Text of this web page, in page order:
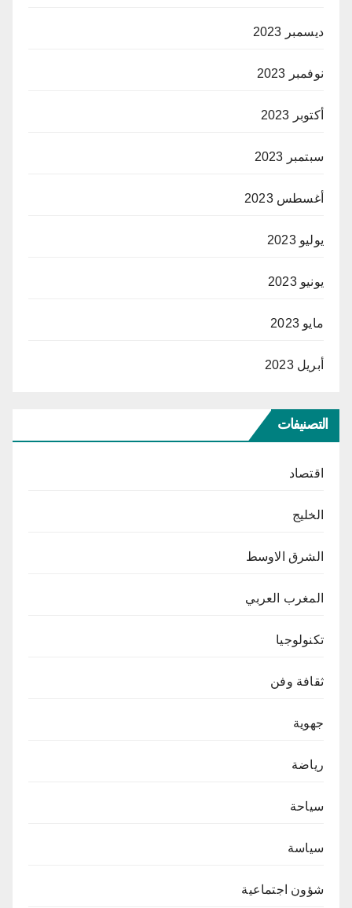
ديسمبر 2023
نوفمبر 2023
أكتوبر 2023
سبتمبر 2023
أغسطس 2023
يوليو 2023
يونيو 2023
مايو 2023
أبريل 2023
التصنيفات
اقتصاد
الخليج
الشرق الاوسط
المغرب العربي
تكنولوجيا
ثقافة وفن
جهوية
رياضة
سياحة
سياسة
شؤون اجتماعية